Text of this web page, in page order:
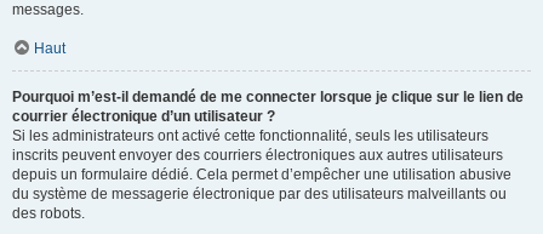
messages.
Haut
Pourquoi m’est-il demandé de me connecter lorsque je clique sur le lien de
courrier électronique d’un utilisateur ?
Si les administrateurs ont activé cette fonctionnalité, seuls les utilisateurs
inscrits peuvent envoyer des courriers électroniques aux autres utilisateurs
depuis un formulaire dédié. Cela permet d’empêcher une utilisation abusive
du système de messagerie électronique par des utilisateurs malveillants ou
des robots.